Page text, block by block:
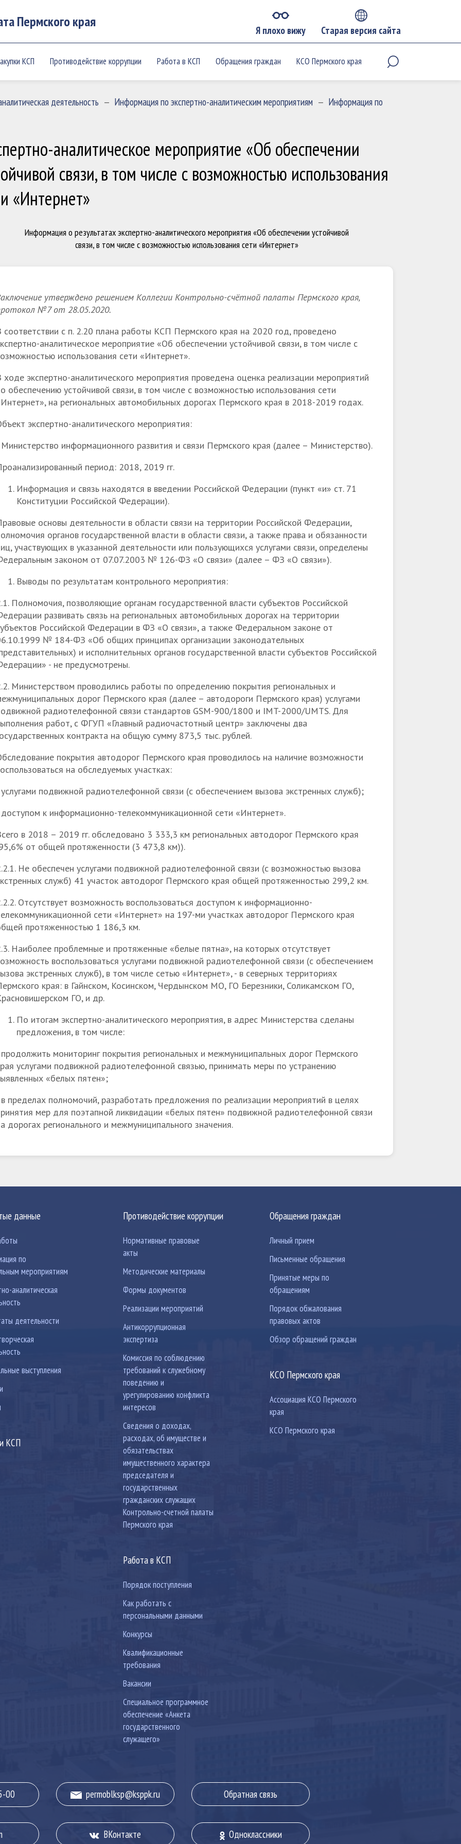
Пермского края
Я плохо вижу Старая версия сайта
КСП Противодействие коррупции Работа в КСП Обращения граждан КСО Пермского края
деятельность — Информация по экспертно-аналитическим мероприятиям — Информация по
аналитическое мероприятие «Об обеспечении
связи, в том числе с возможностью использования
«Интернет»
Информация о результатах экспертно-аналитического мероприятия «Об обеспечении устойчивой
связи, в том числе с возможностью использования сети «Интернет»
утверждено решением Коллегии Контрольно-счётной палаты Пермского края,
№7 от 28.05.2020.
соответствии с п. 2.20 плана работы КСП Пермского края на 2020 год, проведено
аналитическое мероприятие «Об обеспечении устойчивой связи, в том числе с
использования сети «Интернет».
ходе экспертно-аналитического мероприятия проведена оценка реализации мероприятий
обеспечению устойчивой связи, в том числе с возможностью использования сети
на региональных автомобильных дорогах Пермского края в 2018-2019 годах.
экспертно-аналитического мероприятия:
информационного развития и связи Пермского края (далее – Министерство).
период: 2018, 2019 гг.
Информация и связь находятся в введении Российской Федерации (пункт «и» ст. 71
Конституции Российской Федерации).
основы деятельности в области связи на территории Российской Федерации,
органов государственной власти в области связи, а также права и обязанности
участвующих в указанной деятельности или пользующихся услугами связи, определены
законом от 07.07.2003 № 126-ФЗ «О связи» (далее – ФЗ «О связи»).
Выводы по результатам контрольного мероприятия:
Полномочия, позволяющие органам государственной власти субъектов Российской
развивать связь на региональных автомобильных дорогах на территории
Российской Федерации в ФЗ «О связи», а также Федеральном законе от
№ 184-ФЗ «Об общих принципах организации законодательных
и исполнительных органов государственной власти субъектов Российской
- не предусмотрены.
Министерством проводились работы по определению покрытия региональных и
дорог Пермского края (далее – автодороги Пермского края) услугами
радиотелефонной связи стандартов GSM-900/1800 и IMT-2000/UMTS. Для
работ, с ФГУП «Главный радиочастотный центр» заключены два
контракта на общую сумму 873,5 тыс. рублей.
покрытия автодорог Пермского края проводилось на наличие возможности
на обследуемых участках:
подвижной радиотелефонной связи (с обеспечением вызова экстренных служб);
к информационно-телекоммуникационной сети «Интернет».
в 2018 – 2019 гг. обследовано 3 333,3 км региональных автодорог Пермского края
от общей протяженности (3 473,8 км)).
Не обеспечен услугами подвижной радиотелефонной связи (с возможностью вызова
служб) 41 участок автодорог Пермского края общей протяженностью 299,2 км.
Отсутствует возможность воспользоваться доступом к информационно-
сети «Интернет» на 197-ми участках автодорог Пермского края
протяженностью 1 186,3 км.
Наиболее проблемные и протяженные «белые пятна», на которых отсутствует
воспользоваться услугами подвижной радиотелефонной связи (с обеспечением
экстренных служб), в том числе сетью «Интернет», - в северных территориях
края: в Гайнском, Косинском, Чердынском МО, ГО Березники, Соликамском ГО,
ГО, и др.
По итогам экспертно-аналитического мероприятия, в адрес Министерства сделаны
предложения, в том числе:
мониторинг покрытия региональных и межмуниципальных дорог Пермского
услугами подвижной радиотелефонной связью, принимать меры по устранению
«белых пятен»;
пределах полномочий, разработать предложения по реализации мероприятий в целях
мер для поэтапной ликвидации «белых пятен» подвижной радиотелефонной связи
дорогах регионального и межмуниципального значения.
данные
по
мероприятиям
аналитическая
деятельности
выступления
КСП
Противодействие коррупции
Нормативные правовые
акты
Методические материалы
Формы документов
Реализации мероприятий
Антикоррупционная
экспертиза
Комиссия по соблюдению
требований к служебному
поведению и
урегулированию конфликта
интересов
Сведения о доходах,
расходах, об имуществе и
обязательствах
имущественного характера
председателя и
государственных
гражданских служащих
Контрольно-счетной палаты
Пермского края
Работа в КСП
Порядок поступления
Как работать с
персональными данными
Конкурсы
Квалификационные
требования
Вакансии
Специальное программное
обеспечение «Анкета
государственного
служащего»
Обращения граждан
Личный прием
Письменные обращения
Принятые меры по
обращениям
Порядок обжалования
правовых актов
Обзор обращений граждан
КСО Пермского края
Ассоциация КСО Пермского
края
КСО Пермского края
00 permoblksp@ksppk.ru Обратная связь
ВКонтакте Одноклассники